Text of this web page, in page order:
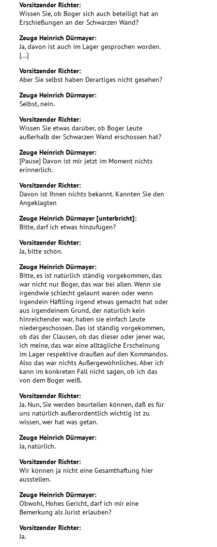
Vorsitzender Richter:
Wissen Sie, ob Boger sich auch beteiligt hat an
Erschießungen an der Schwarzen Wand?
Zeuge Heinrich Dürmayer:
Ja, davon ist auch im Lager gesprochen worden.
[...]
Vorsitzender Richter:
Aber Sie selbst haben Derartiges nicht gesehen?
Zeuge Heinrich Dürmayer:
Selbst, nein.
Vorsitzender Richter:
Wissen Sie etwas darüber, ob Boger Leute
außerhalb der Schwarzen Wand erschossen hat?
Zeuge Heinrich Dürmayer:
[Pause] Davon ist mir jetzt im Moment nichts
erinnerlich.
Vorsitzender Richter:
Davon ist Ihnen nichts bekannt. Kannten Sie den
Angeklagten
Zeuge Heinrich Dürmayer [unterbricht]:
Bitte, darf ich etwas hinzufügen?
Vorsitzender Richter:
Ja, bitte schön.
Zeuge Heinrich Dürmayer:
Bitte, es ist natürlich ständig vorgekommen, das
war nicht nur Boger, das war bei allen. Wenn sie
irgendwie schlecht gelaunt waren oder wenn
irgendein Häftling irgend etwas gemacht hat oder
aus irgendeinem Grund, der natürlich kein
hinreichender war, haben sie einfach Leute
niedergeschossen. Das ist ständig vorgekommen,
ob das der Clausen, ob das dieser oder jener war,
ich meine, das war eine alltägliche Erscheinung
im Lager respektive draußen auf den Kommandos.
Also das war nichts Außergewöhnliches. Aber ich
kann im konkreten Fall nicht sagen, ob ich das
von dem Boger weiß.
Vorsitzender Richter:
Ja. Nun, Sie werden beurteilen können, daß es für
uns natürlich außerordentlich wichtig ist zu
wissen, wer hat was getan.
Zeuge Heinrich Dürmayer:
Ja, natürlich.
Vorsitzender Richter:
Wir können ja nicht eine Gesamthaftung hier
ausstellen.
Zeuge Heinrich Dürmayer:
Obwohl, Hohes Gericht, darf ich mir eine
Bemerkung als Jurist erlauben?
Vorsitzender Richter:
Ja.